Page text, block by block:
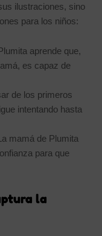
ilustraciones, sino
para los niños:
aprende que,
es capaz de
de los primeros
intentando hasta
mamá de Plumita
para que
la